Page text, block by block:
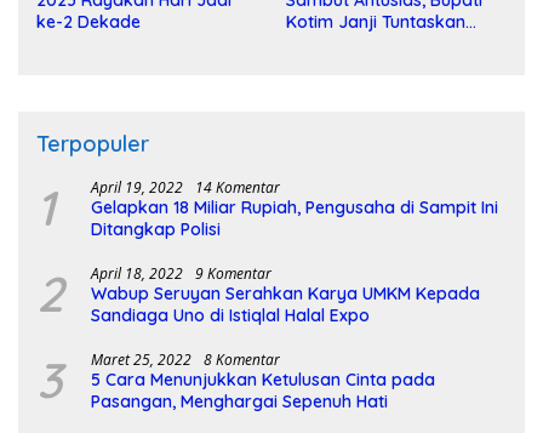
ke-2 Dekade
Kotim Janji Tuntaskan
Terpopuler
1 April 19, 2022 14 Komentar
Gelapkan 18 Miliar Rupiah, Pengusaha di Sampit Ini
Ditangkap Polisi
2 April 18, 2022 9 Komentar
Wabup Seruyan Serahkan Karya UMKM Kepada
Sandiaga Uno di Istiqlal Halal Expo
3 Maret 25, 2022 8 Komentar
5 Cara Menunjukkan Ketulusan Cinta pada
Pasangan, Menghargai Sepenuh Hati